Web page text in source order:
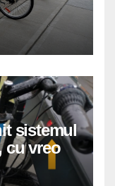
sistemul
cu vreo